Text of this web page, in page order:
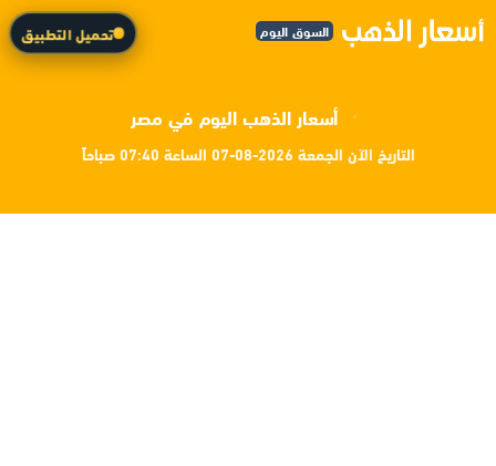
السوق اليوم تحميل التطبيق
أسعار الذهب اليوم في مصر
التاريخ الآن الجمعة 2026-08-07 الساعة 07:40 صباحاً